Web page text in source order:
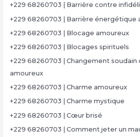
+229 68260703 | Barrière contre
+229 68260703 | Barrière énergétique
+229 68260703 | Blocage amoureux
+229 68260703 | Blocages spirituels
+229 68260703 | Changement
amoureux
+229 68260703 | Charme amoureux
+229 68260703 | Charme mystique
+229 68260703 | Cœur brisé
+229 68260703 | Comment jeter un